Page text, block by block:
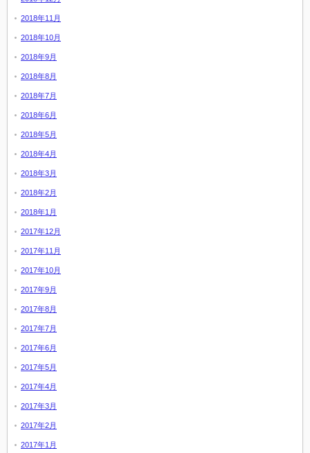
2018年11月
2018年10月
2018年9月
2018年8月
2018年7月
2018年6月
2018年5月
2018年4月
2018年3月
2018年2月
2018年1月
2017年12月
2017年11月
2017年10月
2017年9月
2017年8月
2017年7月
2017年6月
2017年5月
2017年4月
2017年3月
2017年2月
2017年1月